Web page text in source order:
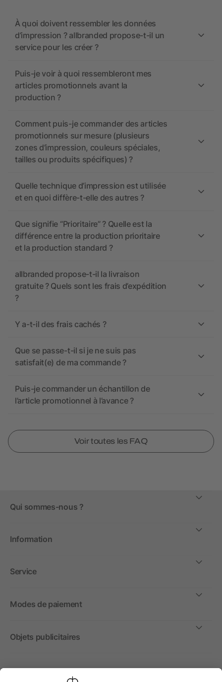
À quoi doivent ressembler les données
d’impression ? allbranded propose-t-il un
service pour les créer ?
Puis-je voir à quoi ressembleront mes
articles promotionnels avant la
production ?
Comment puis-je commander des articles
promotionnels sur mesure (plusieurs
zones d’impression, couleurs spéciales,
tailles ou produits spécifiques) ?
Quelle technique d’impression est utilisée
et en quoi diffère-t-elle des autres ?
Que signifie “Prioritaire” ? Quelle est la
différence entre la production prioritaire
et la production standard ?
allbranded propose-t-il la livraison
gratuite ? Quels sont les frais d’expédition
?
Y a-t-il des frais cachés ?
Que se passe-t-il si je ne suis pas
satisfait(e) de ma commande ?
Puis-je commander un échantillon de
l’article promotionnel à l’avance ?
Voir toutes les FAQ
Qui sommes-nous ?
Information
Service
Modes de paiement
Objets publicitaires